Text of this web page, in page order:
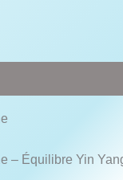
– Équilibre Yin